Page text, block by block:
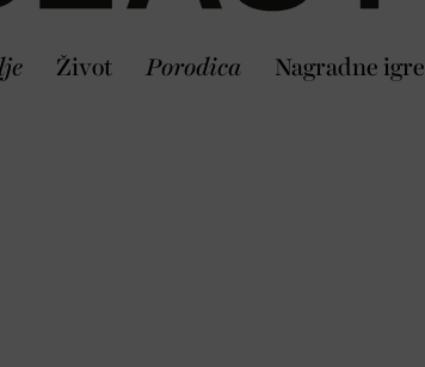
Život Porodica Nagradne igre